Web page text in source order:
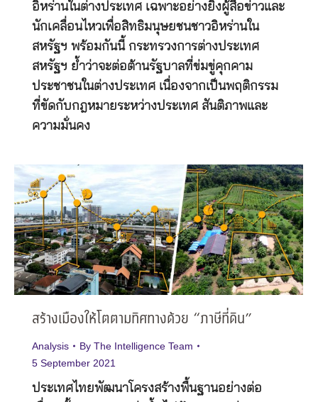
อิหร่านในต่างประเทศ เฉพาะอย่างยิ่งผู้สื่อข่าวและ
นักเคลื่อนไหวเพื่อสิทธิมนุษยชนชาวอิหร่านใน
สหรัฐฯ พร้อมกันนี้ กระทรวงการต่างประเทศ
สหรัฐฯ ย้ำว่าจะต่อต้านรัฐบาลที่ข่มขู่คุกคาม
ประชาชนในต่างประเทศ เนื่องจากเป็นพฤติกรรม
ที่ขัดกับกฎหมายระหว่างประเทศ สันติภาพและ
ความมั่นคง
สร้างเมืองให้โตตามทิศทางด้วย “ภาษีที่ดิน”
Analysis By The Intelligence Team
5 September 2021
ประเทศไทยพัฒนาโครงสร้างพื้นฐานอย่างต่อ